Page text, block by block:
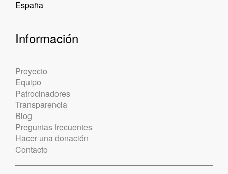
España
Información
Proyecto
Equipo
Patrocinadores
Transparencia
Blog
Preguntas frecuentes
Hacer una donación
Contacto